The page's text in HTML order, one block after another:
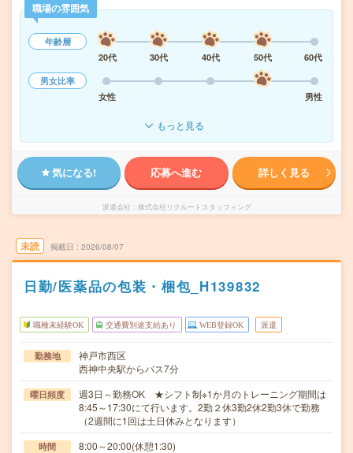
職場の雰囲気
年齢層
20代
30代 40代 50代
60代
男女比率
女性
男性
もっと見る
気になる! 応募へ進む 詳しく見る
派遣会社 株式会社リクルートスタッフィング
未読 掲載日 2026/08/07
日勤/医薬品の包装・梱包_H139832
職種未経験OK 交通費別途支給あり WEB登録OK 派遣
勤務地
神戸市西区
西神中央駅からバス7分
曜日頻度
週3日～勤務OK ★シフト制※1か月のトレーニング期間は
8:45～17:30にて行います。2勤２休3勤2休2勤3休で勤務
（2週間に1回は土日休みとなります）
時間 8:00～20:00(休憩1:30)